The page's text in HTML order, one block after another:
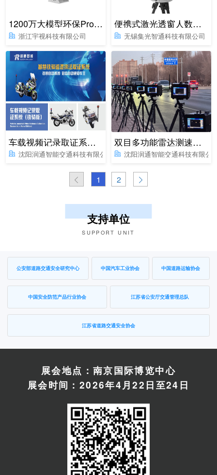
1200万大模型环保Pro卡口/电警抓拍单元
浙江宇视科技有限公司
便携式激光透窗人数识别系统
无锡集光智通科技有限公司
车载视频记录取证系统铁骑版
沈阳润通智能交通科技有限公司
双目多功能雷达测速取证系统
沈阳润通智能交通科技有限公
1 2
支持单位
SUPPORT UNIT
公安部道路交通安全研究中心 中国汽车工业协会 中国道路运输协会
中国安全防范产品行业协会 江苏省公安厅交通管理总队
江苏省道路交通安全协会
展会地点：南京国际博览中心
展会时间：2026年4月22日至24日